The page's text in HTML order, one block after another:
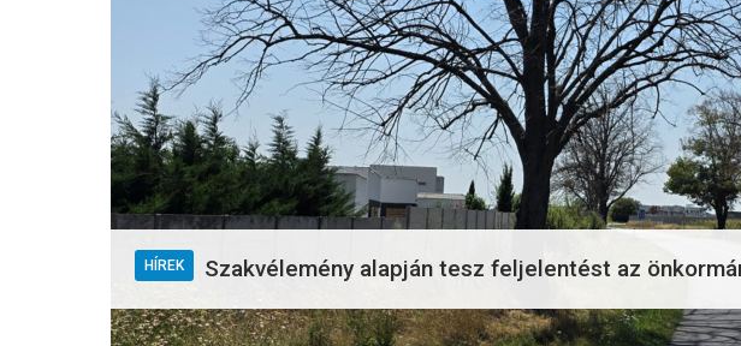
HÍREK Szakvélemény alapján tesz feljelentést az